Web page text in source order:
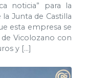
noticia” para la
Junta de Castilla
esta empresa se
Vicolozano con
y […]